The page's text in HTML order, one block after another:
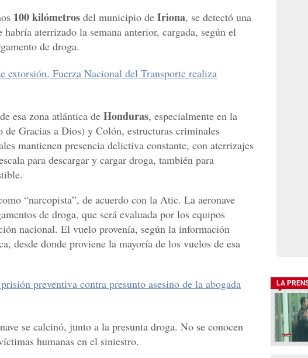
100 kilómetros del municipio de Iriona, se detectó una
habría aterrizado la semana anterior, cargada, según el
de droga.
extorsión, Fuerza Nacional del Transporte realiza
esa zona atlántica de Honduras, especialmente en la
de Gracias a Dios) y Colón, estructuras criminales
mantienen presencia delictiva constante, con aterrizajes
para descargar y cargar droga, también para
“narcopista”, de acuerdo con la Atic. La aeronave
de droga, que será evaluada por los equipos
nacional. El vuelo provenía, según la información
desde donde proviene la mayoría de los vuelos de esa
preventiva contra presunto asesino de la abogada
se calcinó, junto a la presunta droga. No se conocen
humanas en el siniestro.
LA